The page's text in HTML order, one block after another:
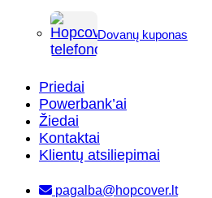
Dovanų kuponas
Priedai
Powerbank’ai
Žiedai
Kontaktai
Klientų atsiliepimai
pagalba@hopcover.lt